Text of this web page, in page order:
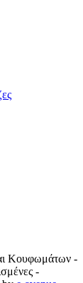
Κουφωμάτων -
-